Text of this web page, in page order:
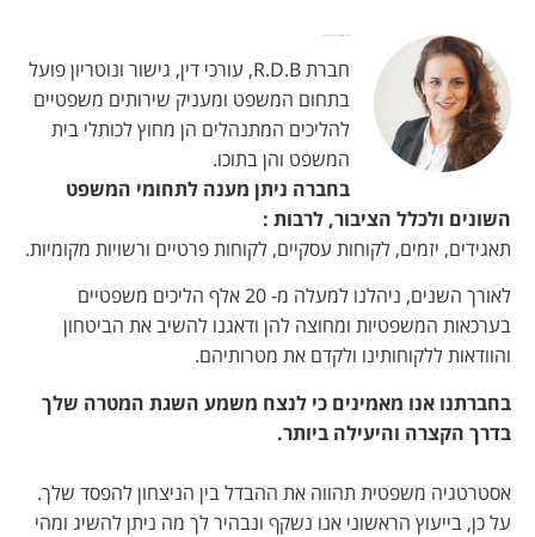
חברת R.D.B, עורכי דין, גישור ונוטריון פועל
בתחום המשפט ומעניק שירותים משפטיים
להליכים המתנהלים הן מחוץ לכותלי בית
המשפט והן בתוכו.
בחברה ניתן מענה לתחומי המשפט
השונים ולכלל הציבור, לרבות :
תאגידים, יזמים, לקוחות עסקיים, לקוחות פרטיים ורשויות מקומיות.
לאורך השנים, ניהלנו למעלה מ- 20 אלף הליכים משפטיים
בערכאות המשפטיות ומחוצה להן ודאגנו להשיב את הביטחון
והוודאות ללקוחותינו ולקדם את מטרותיהם.
בחברתנו אנו מאמינים כי לנצח משמע השגת המטרה שלך
בדרך הקצרה והיעילה ביותר.
אסטרטגיה משפטית תהווה את ההבדל בין הניצחון להפסד שלך.
על כן, בייעוץ הראשוני אנו נשקף ונבהיר לך מה ניתן להשיג ומהי